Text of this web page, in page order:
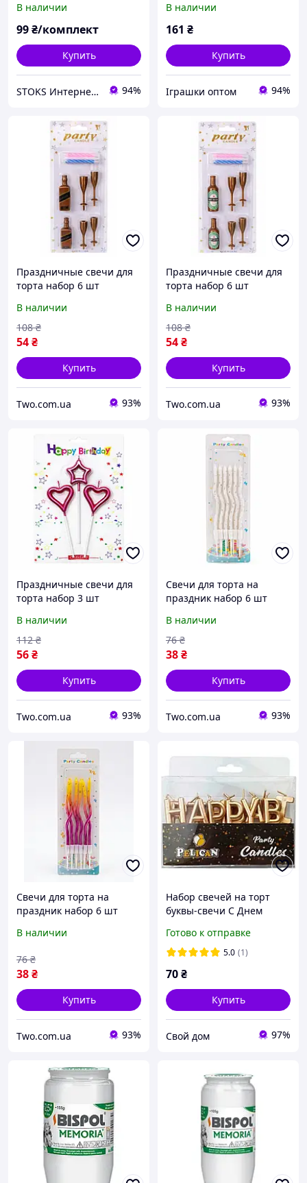
короной
В наличии
99₴/комплект
Купить
STOKS Интернет магазин стокового товара с Европы и США 94%
В наличии
161 ₴
Купить
Іграшки оптом 94%
Праздничные свечи для
торта набор 6 шт
рождения Бутылка с 4
бокалами Коричневый
В наличии
54₴
108 ₴
Купить
Two.com.ua 93%
Праздничные свечи для
торта набор 6 шт
рождения Бутылка с
бокалами Коричневый
В наличии
54₴
108 ₴
Купить
Two.com.ua 93%
Праздничные свечи для
торта набор 3 шт
рождения 2 серца и
звезда Розовый
В наличии
56₴
112 ₴
Купить
Two.com.ua 93%
Свечи для торта на
праздник набор 6 шт
рождения волнистые
Белый с Золотистым
В наличии
38₴
76 ₴
Купить
Two.com.ua 93%
Свечи для торта на
праздник набор 6 шт
рождения волнистые
Желтым
В наличии
38₴
76 ₴
Купить
Two.com.ua 93%
Набор свечей на торт
буквы-свечи С Днем
Birthday" Pelican разные
цвета
8503
Готово к отправке
5.0 (1)
70₴
Купить
Свой дом 97%